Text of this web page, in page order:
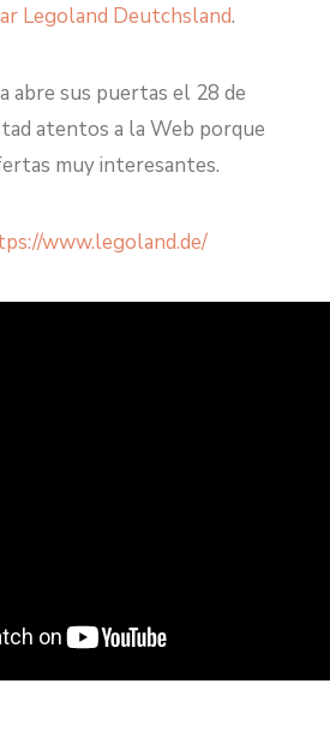
Legoland Deutchsland.
abre sus puertas el 28 de
atentos a la Web porque
muy interesantes.
www.legoland.de/